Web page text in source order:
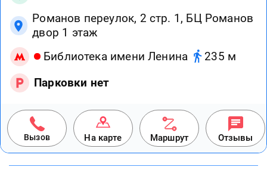
Романов переулок, 2 стр. 1, БЦ Романов
двор 1 этаж
Библиотека имени Ленина
235 м
Парковки нет
Вызов На карте Маршрут Отзывы